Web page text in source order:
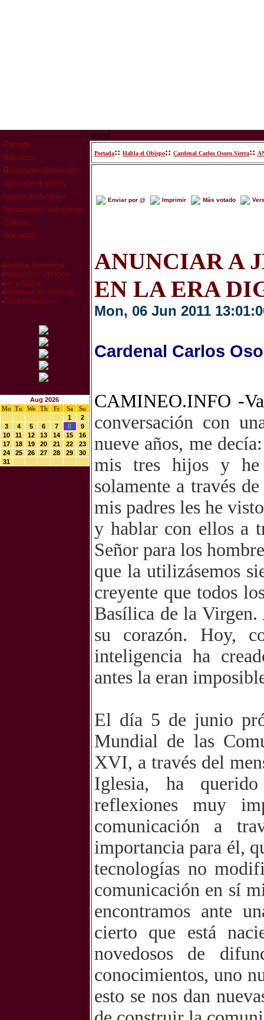
Portada
Vaticano
Realidades Eclesiales
Iglesia en España
Iglesia en América
Iglesia resto del mundo
Cultura
Sociedad
· Homilia Dominical
· Hablan los Obispos
· Fe y Razón
· Reflexion en libertad
·Colaboraciones
Aug 2026
Mo
Tu We Th Fr Sa
Su
1
2
3
4 5 6 7 8
9
10
11 12 13 14 15
16
17
18 19 20 21 22
23
24
25 26 27 28 29
30
31
www
Portada:: Habla el Obispo:: Cardenal Carlos Osoro Sierra::
Enviar por @ Imprimir Más votado
ANUNCIAR A
EN LA ERA
Mon, 06 Jun 2011
Cardenal Carlos
CAMINEO.INFO -
conversación con
nueve años, me
mis tres hijos y he
solamente a través
mis padres les he
y hablar con ellos a
Señor para los
que la utilizásemos
creyente que todos
Basílica de la
su corazón. Hoy,
inteligencia ha
antes la eran
El día 5 de junio
Mundial de las
XVI, a través del
Iglesia, ha
reflexiones muy
comunicación a
importancia para él,
tecnologías no
comunicación en sí
encontramos ante
cierto que está
novedosos de
conocimientos, uno
esto se nos dan